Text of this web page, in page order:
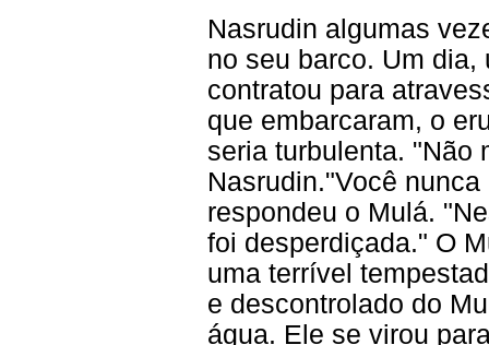
Nasrudin algumas
no seu barco. Um
contratou para
que embarcaram, o
seria turbulenta. "Não
Nasrudin."Você
respondeu o Mulá.
foi desperdiçada." O
uma terrível
e descontrolado do
água. Ele se virou